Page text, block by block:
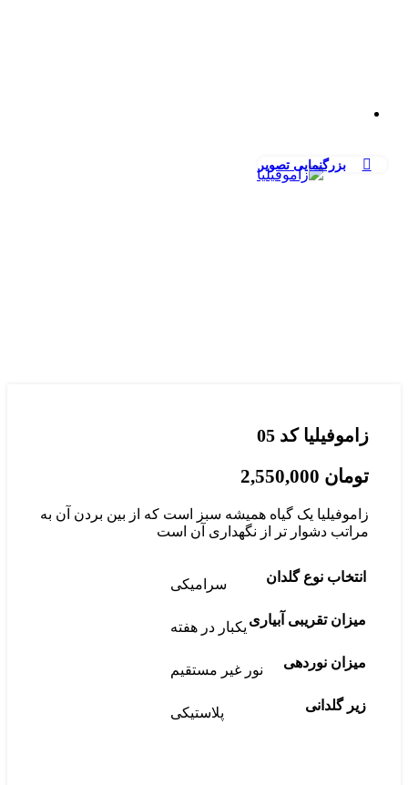
بزرگنمایی تصویر
زاموفیلیا کد 05
تومان
زاموفیلیا یک گیاه همیشه سبز است که از بین بردن آن به
مراتب دشوار تر از نگهداری آن است
انتخاب نوع گلدان سرامیکی
میزان تقریبی آبیاری یکبار در هفته
میزان نوردهی نور غیر مستقیم
زیر گلدانی پلاستیکی